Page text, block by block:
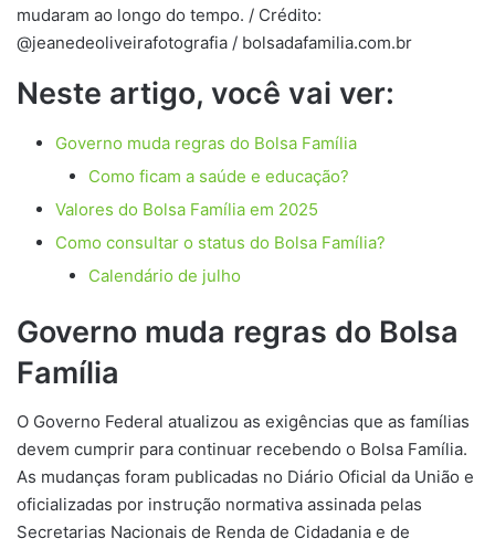
mudaram ao longo do tempo. / Crédito:
@jeanedeoliveirafotografia / bolsadafamilia.com.br
Neste artigo, você vai ver:
Governo muda regras do Bolsa Família
Como ficam a saúde e educação?
Valores do Bolsa Família em 2025
Como consultar o status do Bolsa Família?
Calendário de julho
Governo muda regras do Bolsa
Família
O Governo Federal atualizou as exigências que as famílias
devem cumprir para continuar recebendo o Bolsa Família.
As mudanças foram publicadas no Diário Oficial da União e
oficializadas por instrução normativa assinada pelas
Secretarias Nacionais de Renda de Cidadania e de